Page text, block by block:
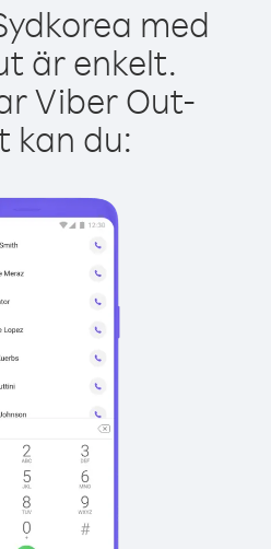
med
är enkelt.
Viber Out-
kan du: